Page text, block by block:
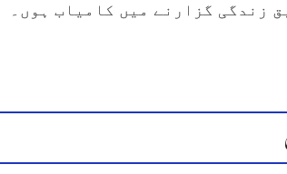
زندگی گزارنے میں کامیاب ہوں۔